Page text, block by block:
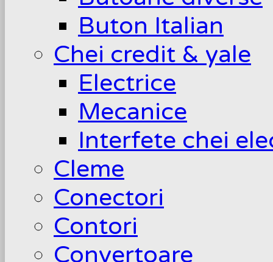
Buton Italian
Chei credit & yale
Electrice
Mecanice
Interfete chei
Cleme
Conectori
Contori
Convertoare